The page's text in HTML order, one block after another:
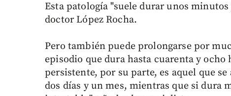
Esta patología "suele durar unos
doctor López Rocha.
Pero también puede prolongarse por
episodio que dura hasta cuarenta y
persistente, por su parte, es aquel que
dos días y un mes, mientras que si dura